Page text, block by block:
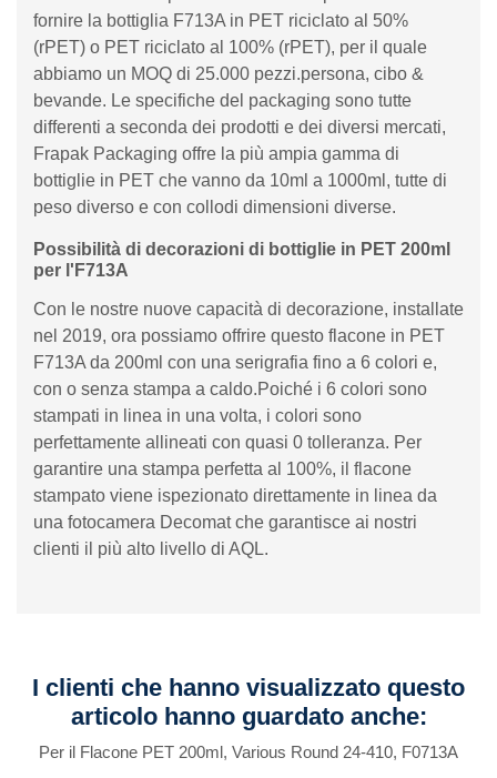
fornire la bottiglia F713A in PET riciclato al 50%
(rPET) o PET riciclato al 100% (rPET), per il quale
abbiamo un MOQ di 25.000 pezzi.persona, cibo &
bevande. Le specifiche del packaging sono tutte
differenti a seconda dei prodotti e dei diversi mercati,
Frapak Packaging offre la più ampia gamma di
bottiglie in PET che vanno da 10ml a 1000ml, tutte di
peso diverso e con collodi dimensioni diverse.
Possibilità di decorazioni di bottiglie in PET 200ml
per l'F713A
Con le nostre nuove capacità di decorazione, installate
nel 2019, ora possiamo offrire questo flacone in PET
F713A da 200ml con una serigrafia fino a 6 colori e,
con o senza stampa a caldo.Poiché i 6 colori sono
stampati in linea in una volta, i colori sono
perfettamente allineati con quasi 0 tolleranza. Per
garantire una stampa perfetta al 100%, il flacone
stampato viene ispezionato direttamente in linea da
una fotocamera Decomat che garantisce ai nostri
clienti il ​​più alto livello di AQL.
I clienti che hanno visualizzato questo
articolo hanno guardato anche:
Per il Flacone PET 200ml, Various Round 24-410, F0713A